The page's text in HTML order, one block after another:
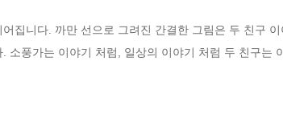
소풍가는 이야기 처럼, 일상의 이야기 처럼 두 친구는